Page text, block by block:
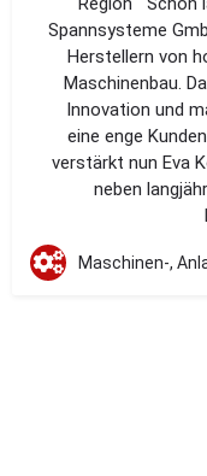
Spannsysteme
Herstellern von
Maschinenbau.
Innovation und
eine enge
verstärkt nun Eva
neben
Maschinen-,